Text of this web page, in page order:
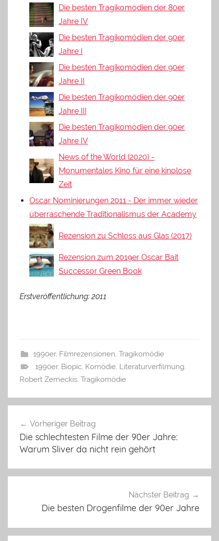
Die besten Tragikomödien der 80er
Jahre IV
Die besten Tragikomödien der 90er
Jahre I
Die besten Tragikomödien der 90er
Jahre II
Die besten Tragikomödien der 90er
Jahre III
Die besten Tragikomödien der 90er
Jahre IV
News of the World (2020) -
Monumentales Kino für eine kinolose
Zeit
Oscar Nominierungen 2011 - Der immer wieder
überraschende Traditionalismus der Academy
Rezension zu Schloss aus Glas (2017)
Rezension zum 2019er Oscar Bait
Successor Green Book
Erstveröffentlichung: 2011
1990er, Filmrezensionen Tragikomödie
1990er, Biopic, Komödie, Literaturverfilmung
Robert Zemeckis Tragikomödie
Vorheriger Beitrag
Die schlechtesten Filme der 90er Jahre:
Warum Sliver da nicht rein gehört
Nächster Beitrag
Die besten Drogenfilme der 90er Jahre